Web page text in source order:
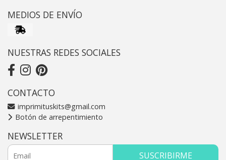
MEDIOS DE ENVÍO
NUESTRAS REDES SOCIALES
CONTACTO
imprimituskits@gmail.com
Botón de arrepentimiento
NEWSLETTER
SUSCRIBIRME